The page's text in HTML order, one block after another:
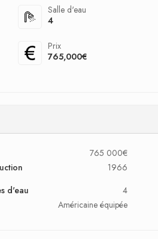
Salle d'eau
4
Prix
765,000€
765 000€
1966
d'eau
4
Américaine équipée